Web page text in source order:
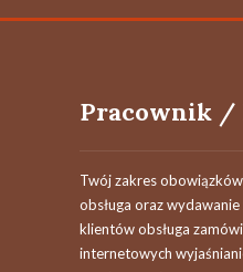
Twój zakres
obsługa oraz
klientów obsługa
internetowych